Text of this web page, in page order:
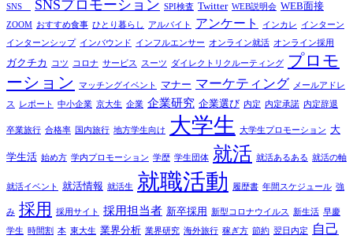
SNS SNSプロモーション SPI検査 Twitter WEB説明会 WEB面接
ZOOM おすすめ食事 ひとり暮らし アルバイト アンケート インカレ インターン
インターンシップ インバウンド インフルエンサー オンライン就活 オンライン採用
ガクチカ コツ コロナ サービス スーツ ダイレクトリクルーティング
プロモ
ーション
マッチングイベント マナー マーケティング メールアドレ
ス レポート 中小企業 京大生 企業 企業研究 企業選び 内定 内定承諾 内定辞退
卒業旅行 合格率 国内旅行 地方学生向け 大学生 大学生プロモーション 大
学生活 始め方 学内プロモーション 学歴 学生団体 就活 就活あるある 就活の軸
就活イベント 就活情報 就活生 就職活動 履歴書 年間スケジュール 強
み 採用 採用サイト 採用担当者 新卒採用 新型コロナウイルス 新生活 早慶
学生 時間割 本 東大生 業界分析 業界研究 海外旅行 稼ぎ方 節約 翌日内定
自己